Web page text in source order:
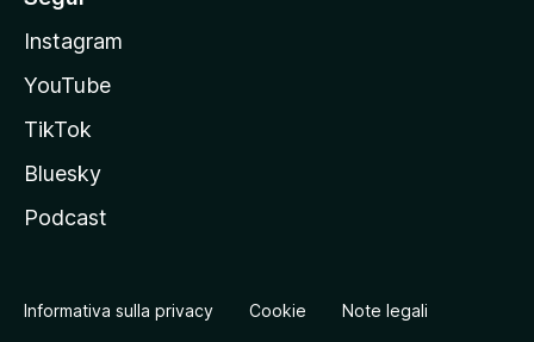
Instagram
YouTube
TikTok
Bluesky
Podcast
Informativa sulla privacy Cookie Note legali